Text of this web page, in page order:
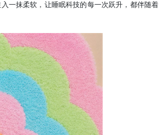
一抹柔软，让睡眠科技的每一次跃升，都伴随着